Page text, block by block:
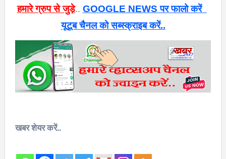
हमारे ग्रुप से जुड़े.. GOOGLE NEWS पर फालो करें
यूटूब चैनल को सब्स्क्राइब करें..
खबर शेयर करें..